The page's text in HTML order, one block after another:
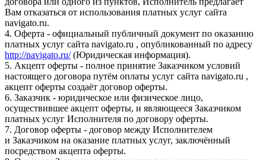
Вам отказаться от использования платных услуг сайта
navigato.ru.
4. Оферта - официальный публичный документ по оказанию
платных услуг сайта navigato.ru , опубликованный по адресу
http://navigato.ru/(Юридическая информация).
5. Акцепт оферты - полное принятие Заказчиком условий
настоящего договора путём оплаты услуг сайта navigato.ru ,
акцепт оферты создаёт договор оферты.
6. Заказчик - юридическое или физическое лицо,
осуществившее акцепт оферты, и являющееся Заказчиком
платных услуг Исполнителя по договору оферты.
7. Договор оферты - договор между Исполнителем
и Заказчиком на оказание платных услуг, заключённый
посредством акцепта оферты.